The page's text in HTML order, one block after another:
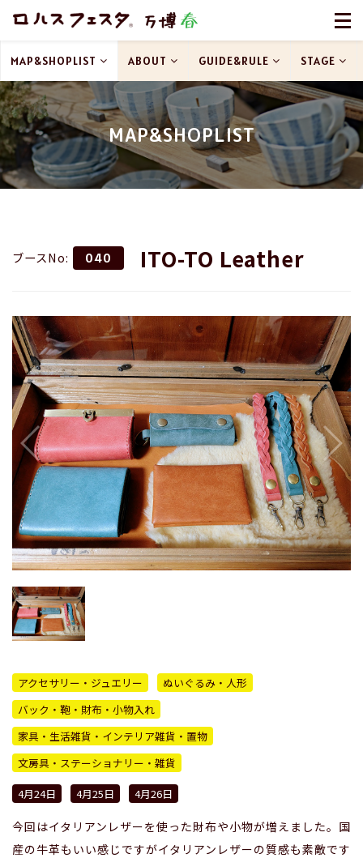
MAP&SHOPLIST
MAP&SHOPLIST ABOUT GUIDE&RULE STAGE
ブースNo: 040 ITO-TO Leather
アクセサリー・ジュエリー
ぬいぐるみ・人形
バック・鞄・財布・小物入れ
家具・生活雑貨・インテリア雑貨・置物
文房具・ステーショナリー・雑貨
4月24日
4月25日 4月26日
今回はイタリアンレザーを使った財布や小物が増えました。国
産の牛革もいい感じですがイタリアンレザーの質感も素敵です